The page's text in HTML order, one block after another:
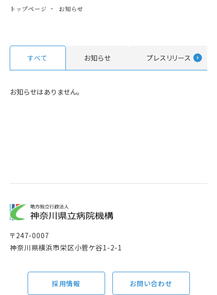
トップページ お知らせ
すべて お知らせ プレスリリース
お知らせはありません。
〒247-0007
神奈川県横浜市栄区小菅ケ谷1-2-1
採用情報 お問い合わせ